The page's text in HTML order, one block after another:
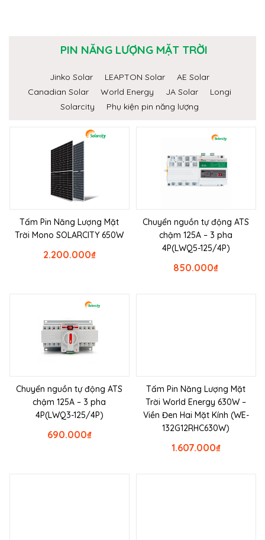
PIN NĂNG LƯỢNG MẶT TRỜI
Jinko Solar LEAPTON Solar
AE Solar
Canadian Solar
World Energy JA Solar
Longi
Solarcity
Phụ kiện pin năng lượng
Tấm Pin Năng Lượng Mặt
Trời Mono SOLARCITY 650W
₫
2.200.000
Chuyển nguồn tự động ATS
chậm 125A – 3 pha
4P(LWQ5-125/4P)
₫
850.000
Chuyển nguồn tự động ATS
chậm 125A – 3 pha
4P(LWQ3-125/4P)
₫
690.000
Tấm Pin Năng Lượng Mặt
Trời World Energy 630W –
Viền Đen Hai Mặt Kính (WE-
132G12RHC630W)
₫
1.607.000